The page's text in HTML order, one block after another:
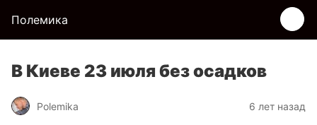
Полемика
В Киеве 23 июля без осадков
Polemika 6 лет назад